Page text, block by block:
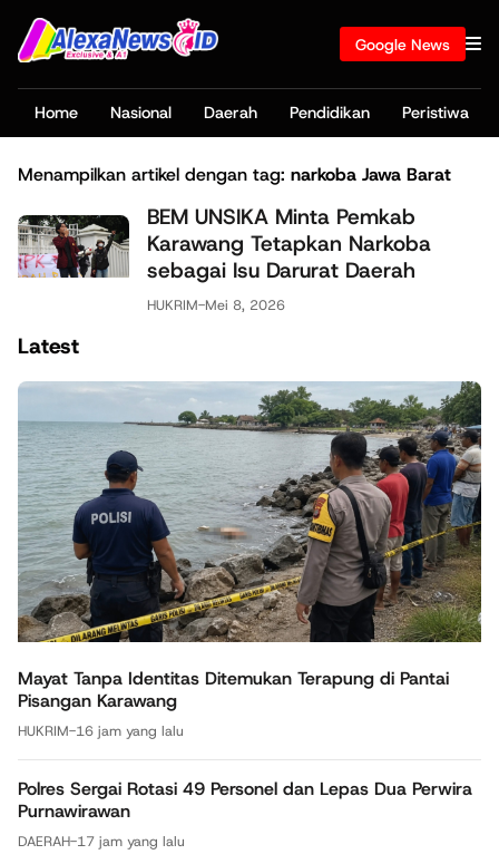
Google News
Home Nasional Daerah Pendidikan Peristiwa
Menampilkan artikel dengan tag: narkoba Jawa Barat
BEM UNSIKA Minta Pemkab
Karawang Tetapkan Narkoba
sebagai Isu Darurat Daerah
HUKRIM-Mei 8, 2026
Latest
Mayat Tanpa Identitas Ditemukan Terapung di Pantai
Pisangan Karawang
HUKRIM-16 jam yang lalu
Polres Sergai Rotasi 49 Personel dan Lepas Dua Perwira
Purnawirawan
DAERAH-17 jam yang lalu